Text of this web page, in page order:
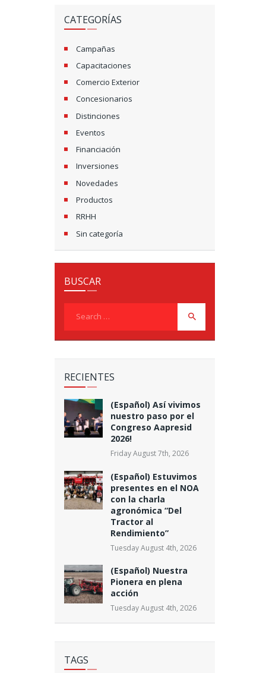
CATEGORÍAS
Campañas
Capacitaciones
Comercio Exterior
Concesionarios
Distinciones
Eventos
Financiación
Inversiones
Novedades
Productos
RRHH
Sin categoría
BUSCAR
RECIENTES
(Español) Así vivimos
nuestro paso por el
Congreso Aapresid
2026!
Friday August 7th, 2026
(Español) Estuvimos
presentes en el NOA
con la charla
agronómica “Del
Tractor al
Rendimiento”
Tuesday August 4th, 2026
(Español) Nuestra
Pionera en plena
acción
Tuesday August 4th, 2026
TAGS